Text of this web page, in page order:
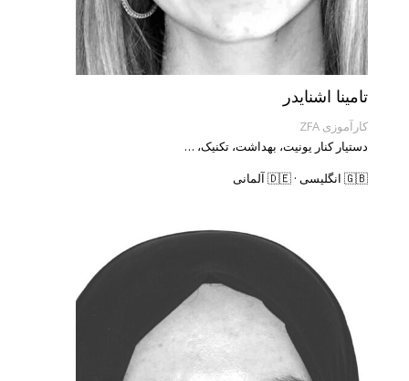
تامینا اشنایدر
کارآموزی ZFA
دستیار کنار یونیت، بهداشت، تکنیک، …
🇬🇧 انگلیسی · 🇩🇪 آلمانی